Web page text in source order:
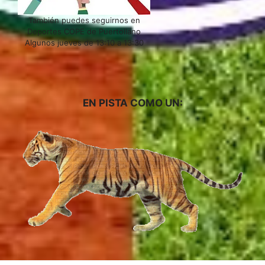
También puedes seguirnos en
Deportes COPE de Puertollano
Algunos jueves de 13:10 a 13:30
EN PISTA COMO UN: